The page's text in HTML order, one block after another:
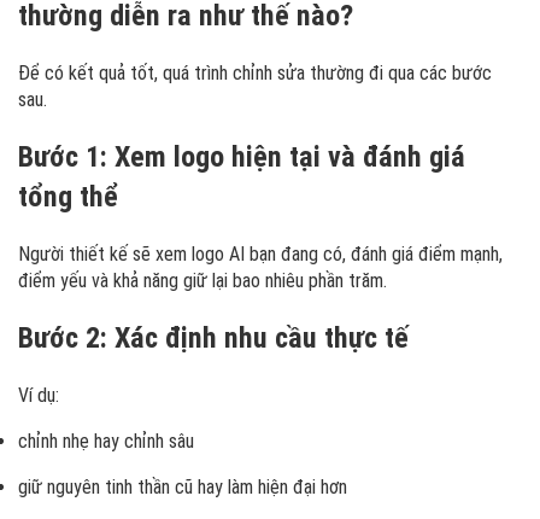
thường diễn ra như thế nào?
Để có kết quả tốt, quá trình chỉnh sửa thường đi qua các bước
sau.
Bước 1: Xem logo hiện tại và đánh giá
tổng thể
Người thiết kế sẽ xem logo AI bạn đang có, đánh giá điểm mạnh,
điểm yếu và khả năng giữ lại bao nhiêu phần trăm.
Bước 2: Xác định nhu cầu thực tế
Ví dụ:
chỉnh nhẹ hay chỉnh sâu
giữ nguyên tinh thần cũ hay làm hiện đại hơn